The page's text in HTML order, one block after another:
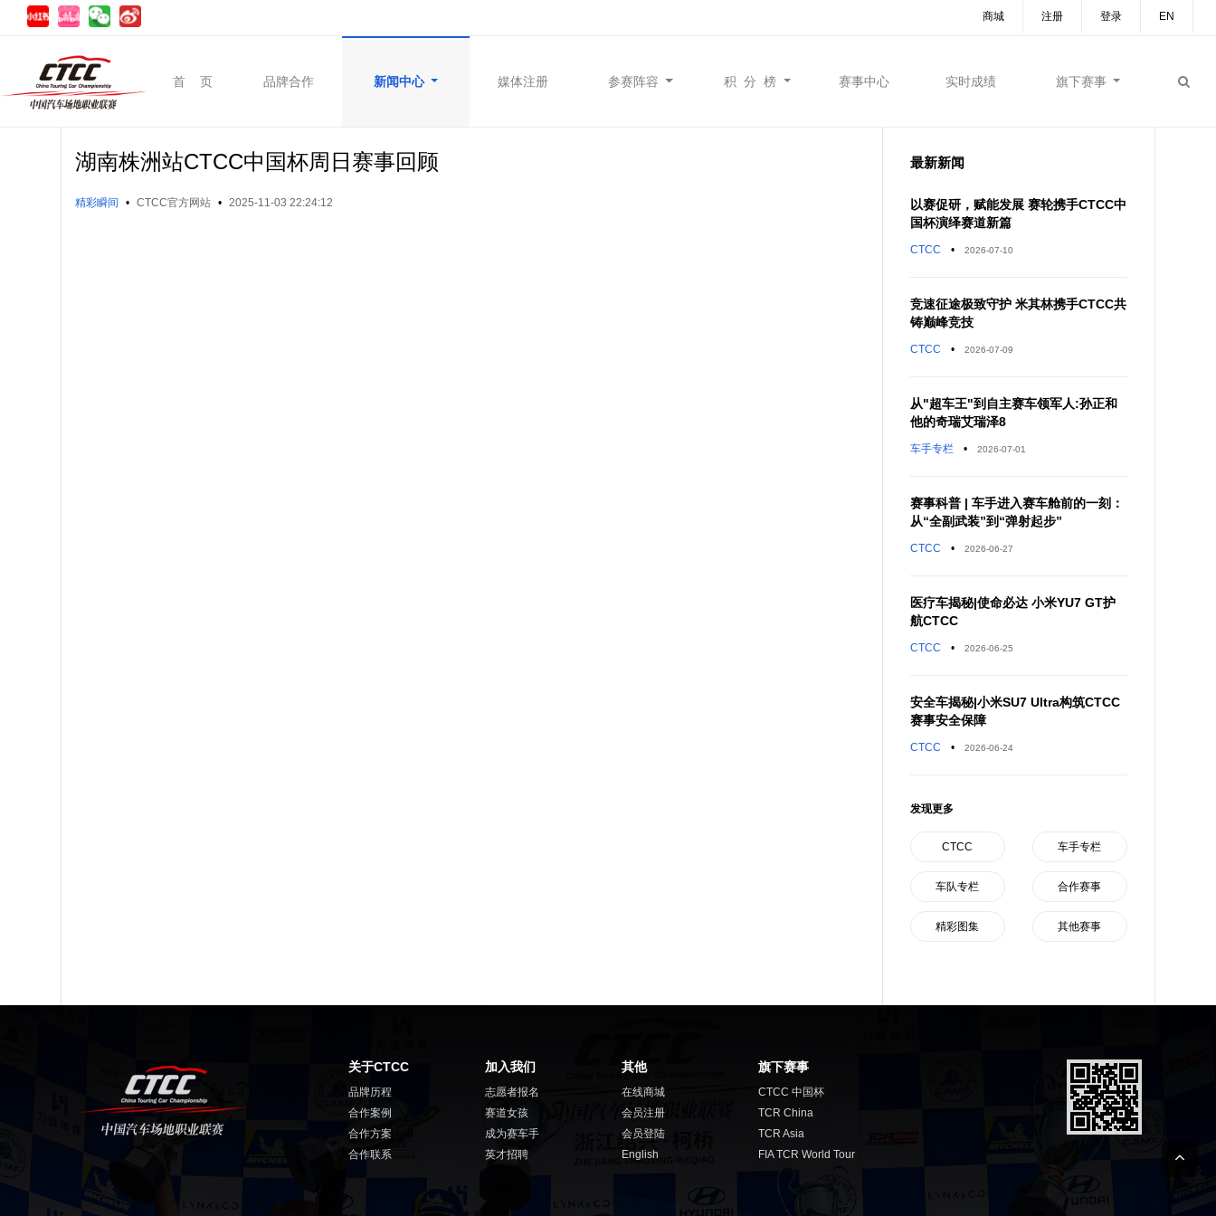
EN
登录
注册
商城
首 页 品牌合作 新闻中心 媒体注册 参赛阵容 积 分 榜 赛事中心 实时成绩 旗下赛事
湖南株洲站CTCC中国杯周日赛事回顾
精彩瞬间 • CTCC官方网站 • 2025-11-03 22:24:12
最新新闻
以赛促研，赋能发展 赛轮携手CTCC中
国杯演绎赛道新篇
CTCC • 2026-07-10
竞速征途极致守护 米其林携手CTCC共
铸巅峰竞技
CTCC • 2026-07-09
从"超车王"到自主赛车领军人:孙正和
他的奇瑞艾瑞泽8
车手专栏 • 2026-07-01
赛事科普 | 车手进入赛车舱前的一刻：
从“全副武装”到“弹射起步”
CTCC • 2026-06-27
医疗车揭秘|使命必达 小米YU7 GT护
航CTCC
CTCC • 2026-06-25
安全车揭秘|小米SU7 Ultra构筑CTCC
赛事安全保障
CTCC • 2026-06-24
发现更多
CTCC 车手专栏
车队专栏 合作赛事
精彩图集 其他赛事
关于CTCC
品牌历程
合作案例
合作方案
合作联系
加入我们
志愿者报名
赛道女孩
成为赛车手
英才招聘
其他
在线商城
会员注册
会员登陆
English
旗下赛事
CTCC 中国杯
TCR China
TCR Asia
FIA TCR World Tour